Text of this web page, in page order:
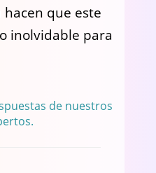
que este
inolvidable para
de nuestros